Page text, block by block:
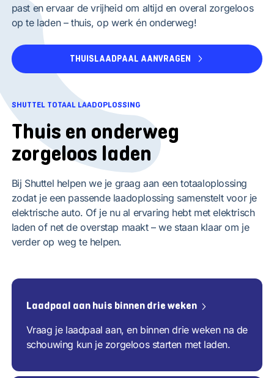
past en ervaar de vrijheid om altijd en overal zorgeloos
op te laden – thuis, op werk én onderweg!
THUISLAADPAAL AANVRAGEN
SHUTTEL TOTAAL LAADOPLOSSING
Thuis en onderweg
zorgeloos laden
Bij Shuttel helpen we je graag aan een totaaloplossing
zodat je een passende laadoplossing samenstelt voor je
elektrische auto. Of je nu al ervaring hebt met elektrisch
laden of net de overstap maakt – we staan klaar om je
verder op weg te helpen.
Laadpaal aan huis binnen drie weken
Vraag je laadpaal aan, en binnen drie weken na de
schouwing kun je zorgeloos starten met laden.